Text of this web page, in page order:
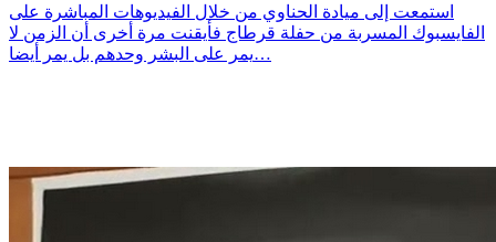
استمعت إلى ميادة الحناوي من خلال الفيديوهات المباشرة على
الفايسبوك المسربة من حفلة قرطاج فأيقنت مرة أخرى أن الزمن لا
يمر على البشر وحدهم بل يمر أيضا…